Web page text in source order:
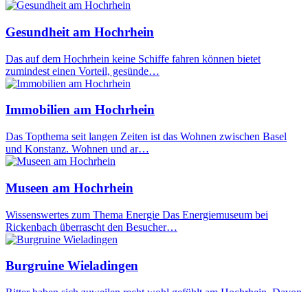
Gesundheit am Hochrhein
Das auf dem Hochrhein keine Schiffe fahren können bietet
zumindest einen Vorteil, gesünde…
Immobilien am Hochrhein
Das Topthema seit langen Zeiten ist das Wohnen zwischen Basel
und Konstanz. Wohnen und ar…
Museen am Hochrhein
Wissenswertes zum Thema Energie Das Energiemuseum bei
Rickenbach überrascht den Besucher…
Burgruine Wieladingen